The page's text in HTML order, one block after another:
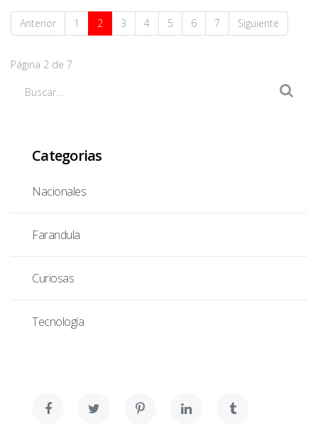
Anterior 1 2 3 4 5 6 7 Siguiente
Página 2 de 7
Categorias
Nacionales
Farandula
Curiosas
Tecnología